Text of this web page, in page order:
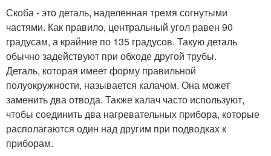
Скоба - это деталь, наделенная тремя согнутыми
частями. Как правило, центральный угол равен 90
градусам, а крайние по 135 градусов. Такую деталь
обычно задействуют при обходе другой трубы.
Деталь, которая имеет форму правильной
полуокружности, называется калачом. Она может
заменить два отвода. Также калач часто используют,
чтобы соединить два нагревательных прибора, которые
располагаются один над другим при подводках к
приборам.